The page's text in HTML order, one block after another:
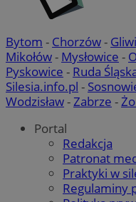
Bytom - Chorzów-
Mikołów- Mysłowice -
Pyskowice - Ruda
Silesia.info.pl -
Wodzisław-Zabrze -
Portal
Redakcja
Patronat
Praktyki w
Regulaminy